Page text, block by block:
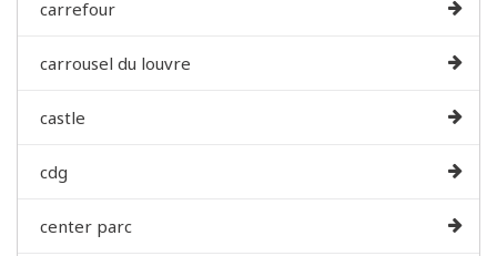
carrefour
carrousel du louvre
castle
cdg
center parc